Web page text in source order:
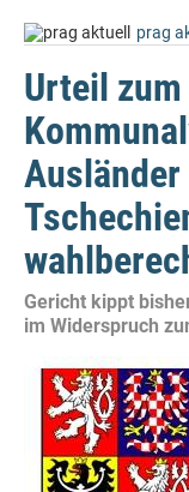
prag
Urteil zum
Gericht kippt
im Widerspruch